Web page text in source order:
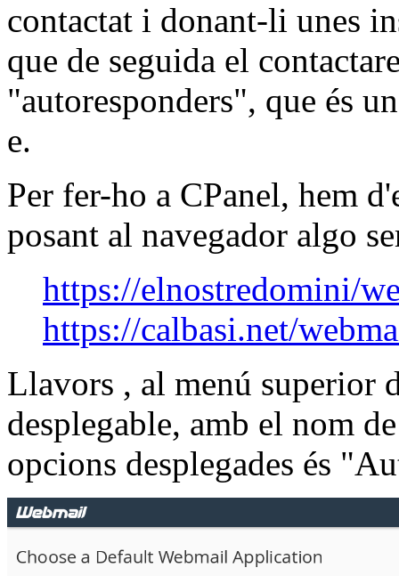
contactat i donant-li unes
que de seguida el
"autoresponders", que és
e.
Per fer-ho a CPanel, hem
posant al navegador algo
https://elnostredomini/
https://calbasi.net/
Llavors , al menú superior
desplegable, amb el nom
opcions desplegades és